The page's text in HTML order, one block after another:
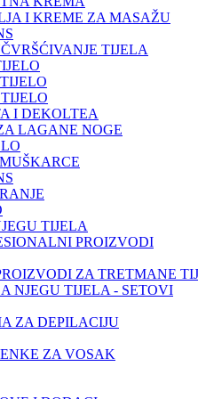
I KREME ZA MASAŽU
TIJELA
I DEKOLTEA
LAGANE NOGE
TIJELA
PROIZVODI
ZA TRETMANE
NJEGU TIJELA - SETOVI
ZA DEPILACIJU
ZA VOSAK